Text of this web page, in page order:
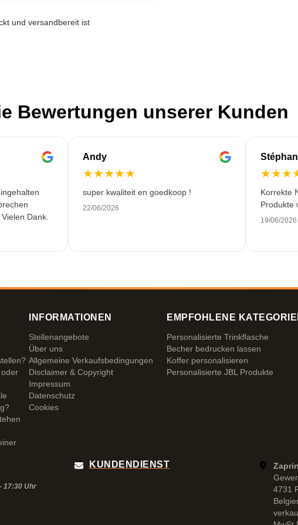
und versandbereit ist
Bewertungen unserer Kunden
Dank.
Andy
★★★★★
super kwaliteit en goedkoop !
22/06/2026
★★★
Korrekte
Produkte
19/06/2026
INFORMATIONEN
Stellenangebote
Über uns
Allgemeine Verkaufsbedingungen
Disclaimer & Copyright
Impressum
Datenschutz
Cookies
EMPFOHLENE
Personalisierte Trinkflasche
Becher bedrucken lassen
Koffer personalisieren
Personalisierte JBL Produkte
17:30 Uhr
KUNDENDIENST
4731